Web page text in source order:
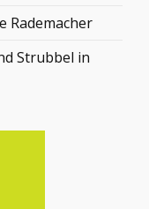
Rademacher
Strubbel in